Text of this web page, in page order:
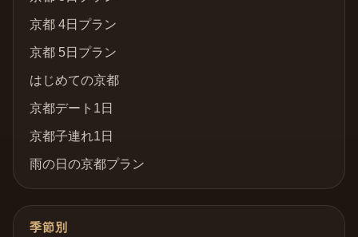
京都 4日プラン
京都 5日プラン
はじめての京都
京都デート1日
京都子連れ1日
雨の日の京都プラン
季節別